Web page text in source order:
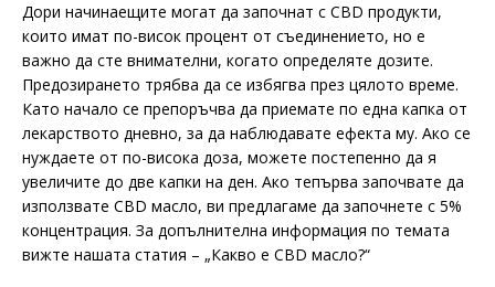
Дори начинаещите могат да започнат с CBD продукти,
които имат по-висок процент от съединението, но е
важно да сте внимателни, когато определяте дозите.
Предозирането трябва да се избягва през цялото време.
Като начало се препоръчва да приемате по една капка от
лекарството дневно, за да наблюдавате ефекта му. Ако се
нуждаете от по-висока доза, можете постепенно да я
увеличите до две капки на ден. Ако тепърва започвате да
използвате CBD масло, ви предлагаме да започнете с 5%
концентрация. За допълнителна информация по темата
вижте нашата статия – „Какво е CBD масло?“